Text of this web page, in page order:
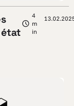
état
4
m
in